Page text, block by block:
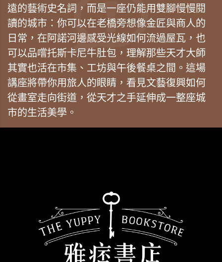
遠的藝術史名詞，而是一座仍能用雙腳慢慢閱
讀的城市：你可以在老橋旁想像金匠與商人的
日常，在阿諾河邊感受光線如何流過屋瓦，也
可以品嚐托斯卡尼牛肚包，理解那些天才大師
其實也活在市集、工坊與午後餐桌之間。這場
講座將帶你用旅人的眼睛，看見文藝復興如何
從畫室走向街道，從天才之手延伸成一整座城
市的生活美學。